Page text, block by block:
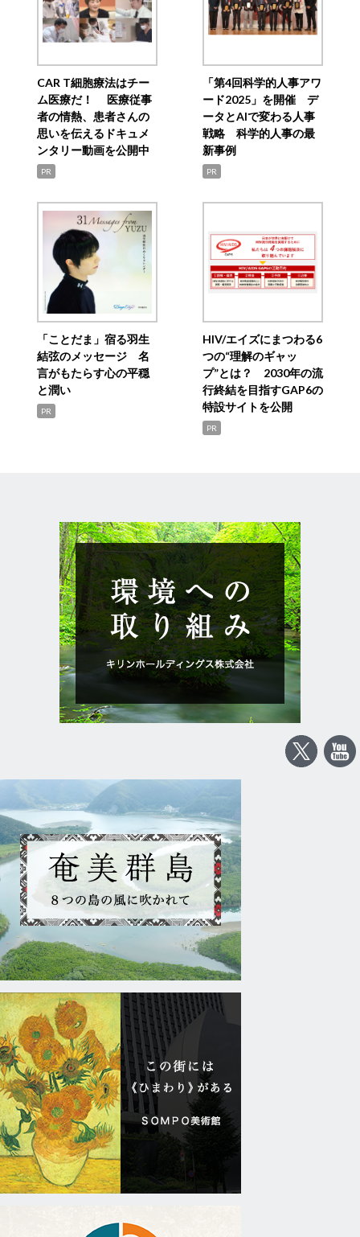
CAR T細胞療法はチー
ム医療だ！ 医療従事
者の情熱、患者さんの
思いを伝えるドキュメ
ンタリー動画を公開中
PR
「第4回科学的人事アワ
ード2025」を開催 デ
ータとAIで変わる人事
戦略 科学的人事の最
新事例
PR
「ことだま」宿る羽生
結弦のメッセージ 名
言がもたらす心の平穏
と潤い
PR
HIV/エイズにまつわる6
つの“理解のギャッ
プ”とは？ 2030年の流
行終結を目指すGAP6の
特設サイトを公開
PR